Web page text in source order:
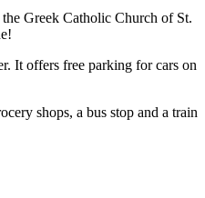
Greek Catholic Church of St.
It offers free parking for cars on
shops, a bus stop and a train